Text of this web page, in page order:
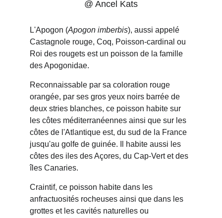
L'Apogon (Apogon imberbis), aussi appelé
Castagnole rouge, Coq, Poisson-cardinal ou
Roi des rougets est un poisson de la famille
des Apogonidae.
Reconnaissable par sa coloration rouge
orangée, par ses gros yeux noirs barrée de
deux stries blanches, ce poisson habite sur
les côtes méditerranéennes ainsi que sur les
côtes de l'Atlantique est, du sud de la France
jusqu'au golfe de guinée. Il habite aussi les
côtes des iles des Açores, du Cap-Vert et des
îles Canaries.
Craintif, ce poisson habite dans les
anfractuosités rocheuses ainsi que dans les
grottes et les cavités naturelles ou
@ Ancel Kats